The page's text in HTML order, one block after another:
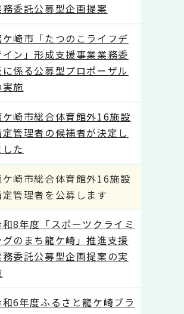
務委託公募型企画提案
ケ崎市「たつのこライフデ
イン」形成支援事業業務委
に係る公募型プロポーザル
実施
ケ崎市総合体育館外16施設
定管理者の候補者が決定し
した
ケ崎市総合体育館外16施設
定管理者を公募します
和8年度「スポーツクライミ
グのまち龍ケ崎」推進支援
務委託公募型企画提案の実
和6年度ふるさと龍ケ崎ブラ